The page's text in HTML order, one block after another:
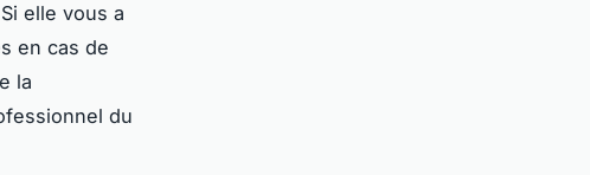
elle vous a
en cas de
la
du